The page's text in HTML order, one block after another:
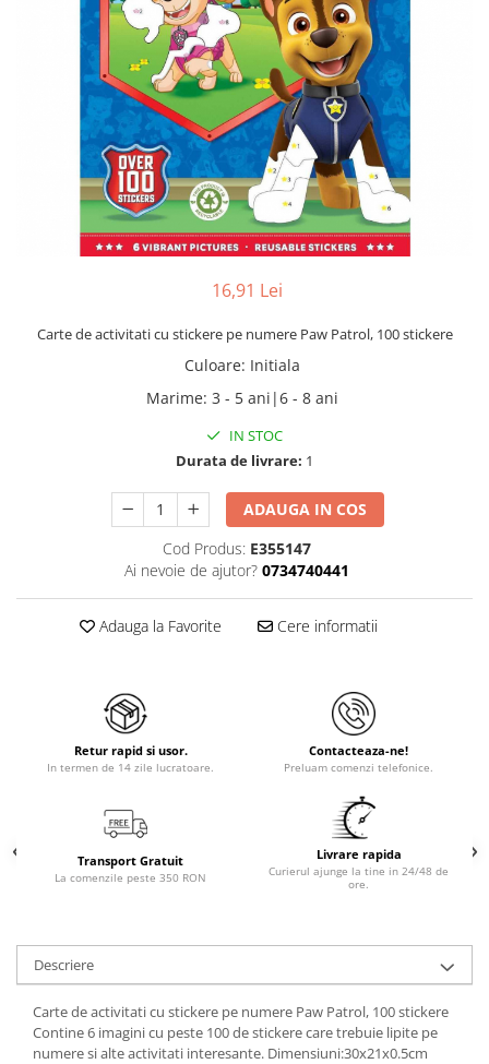
16,91 Lei
Carte de activitati cu stickere pe numere Paw Patrol, 100 stickere
Culoare: Initiala
Marime: 3 - 5 ani|6 - 8 ani
IN STOC
Durata de livrare: 1
ADAUGA IN COS
Cod Produs: E355147
Ai nevoie de ajutor? 0734740441
Adauga la Favorite Cere informatii
Retur rapid si usor.
In termen de 14 zile lucratoare.
Contacteaza-ne!
Preluam comenzi telefonice.
Transport Gratuit
La comenzile peste 350 RON
Livrare rapida
Curierul ajunge la tine in 24/48 de
ore.
Descriere
Carte de activitati cu stickere pe numere Paw Patrol, 100 stickere
Contine 6 imagini cu peste 100 de stickere care trebuie lipite pe
numere si alte activitati interesante. Dimensiuni:30x21x0.5cm